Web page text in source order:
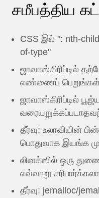
சமீபத்திய
CSS இல் ": nth-
of-type"
ஜாவாஸ்கிரிப்டில்
எண்ணைப்
ஜாவாஸ்கிரிப்டில்
தீர்வு: உலாவியின்
பொதுவாக இயங்க
லினக்ஸில் ஒரு
எவ்வாறு
தீர்வு: jemalloc/